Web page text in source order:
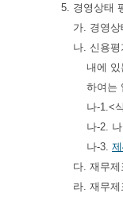
5. 경영상태
가. 경영
나. 신용
내에
하여는
나-1.<
나-2.
나-3.
다. 재무
라. 재무